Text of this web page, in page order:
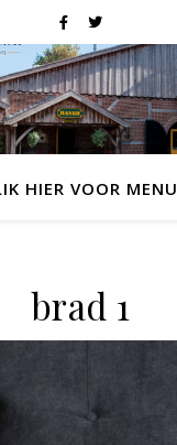
HIER VOOR MENU
brad 1